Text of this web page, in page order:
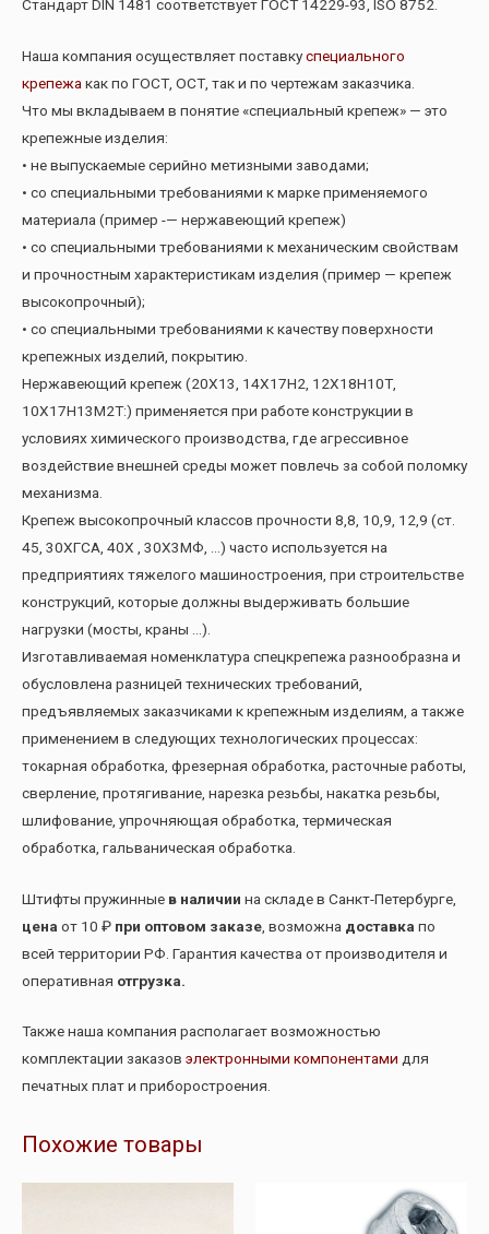
Стандарт DIN 1481 соответствует ГОСТ 14229-93, ISO 8752.
Наша компания осуществляет поставкуспециального
крепежа как по ГОСТ, ОСТ, так и по чертежам заказчика.
Что мы вкладываем в понятие «специальный крепеж» — это
крепежные изделия:
• не выпускаемые серийно метизными заводами;
• со специальными требованиями к марке применяемого
материала (пример -— нержавеющий крепеж)
• со специальными требованиями к механическим свойствам
и прочностным характеристикам изделия (пример — крепеж
высокопрочный);
• со специальными требованиями к качеству поверхности
крепежных изделий, покрытию.
Нержавеющий крепеж (20Х13, 14Х17Н2, 12Х18Н10Т,
10Х17Н13М2Т:) применяется при работе конструкции в
условиях химического производства, где агрессивное
воздействие внешней среды может повлечь за собой поломку
механизма.
Крепеж высокопрочный классов прочности 8,8, 10,9, 12,9 (ст.
45, 30ХГСА, 40Х , 30Х3МФ, …) часто используется на
предприятиях тяжелого машиностроения, при строительстве
конструкций, которые должны выдерживать большие
нагрузки (мосты, краны …).
Изготавливаемая номенклатура спецкрепежа разнообразна и
обусловлена разницей технических требований,
предъявляемых заказчиками к крепежным изделиям, а также
применением в следующих технологических процессах:
токарная обработка, фрезерная обработка, расточные работы,
сверление, протягивание, нарезка резьбы, накатка резьбы,
шлифование, упрочняющая обработка, термическая
обработка, гальваническая обработка.
Штифты пружинные в наличии на складе в Санкт-Петербурге,
цена от 10 ₽ при оптовом заказе , возможна доставка по
всей территории РФ. Гарантия качества от производителя и
оперативная отгрузка.
Также наша компания располагает возможностью
комплектации заказов электронными компонентами для
печатных плат и приборостроения.
Похожие товары